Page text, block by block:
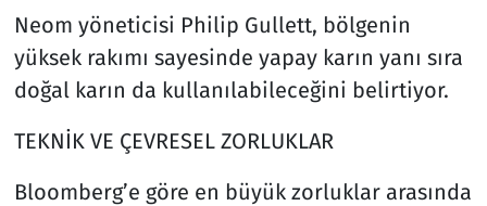
Neom yöneticisi Philip Gullett, bölgenin
yüksek rakımı sayesinde yapay karın yanı sıra
doğal karın da kullanılabileceğini belirtiyor.
TEKNİK VE ÇEVRESEL ZORLUKLAR
Bloomberg’e göre en büyük zorluklar arasında